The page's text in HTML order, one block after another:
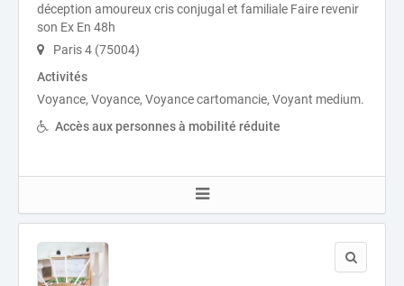
déception amoureux cris conjugal et familiale Faire revenir
son Ex En 48h
Paris 4 (75004)
Activités
Voyance, Voyance, Voyance cartomancie, Voyant medium.
Accès aux personnes à mobilité réduite